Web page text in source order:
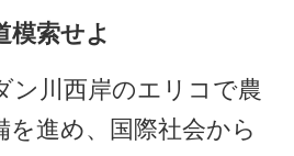
模索せよ
川西岸のエリコで農
を進め、国際社会から